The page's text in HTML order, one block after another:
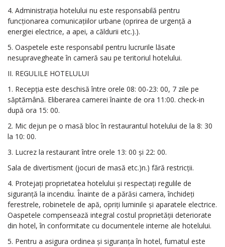
4. Administrația hotelului nu este responsabilă pentru
funcționarea comunicațiilor urbane (oprirea de urgență a
energiei electrice, a apei, a căldurii etc.).).
5. Oaspetele este responsabil pentru lucrurile lăsate
nesupravegheate în cameră sau pe teritoriul hotelului.
II. REGULILE HOTELULUI
1. Recepția este deschisă între orele 08: 00-23: 00, 7 zile pe
săptămână. Eliberarea camerei înainte de ora 11:00. check-in
după ora 15: 00.
2. Mic dejun pe o masă bloc în restaurantul hotelului de la 8: 30
la 10: 00.
3. Lucrez la restaurant între orele 13: 00 și 22: 00.
Sala de divertisment (jocuri de masă etc.)n.) fără restricții.
4. Protejați proprietatea hotelului și respectați regulile de
siguranță la incendiu. Înainte de a părăsi camera, închideți
ferestrele, robinetele de apă, opriți luminile și aparatele electrice.
Oaspetele compensează integral costul proprietății deteriorate
din hotel, în conformitate cu documentele interne ale hotelului.
5. Pentru a asigura ordinea și siguranța în hotel, fumatul este